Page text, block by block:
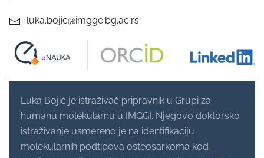
luka.bojic@imgge.bg.ac.rs
Luka Bojić je istraživač pripravnik u Grupi za
humanu molekularnu u IMGGI. Njegovo doktorsko
istraživanje usmereno je na identifikaciju
molekularnih podtipova osteosarkoma kod